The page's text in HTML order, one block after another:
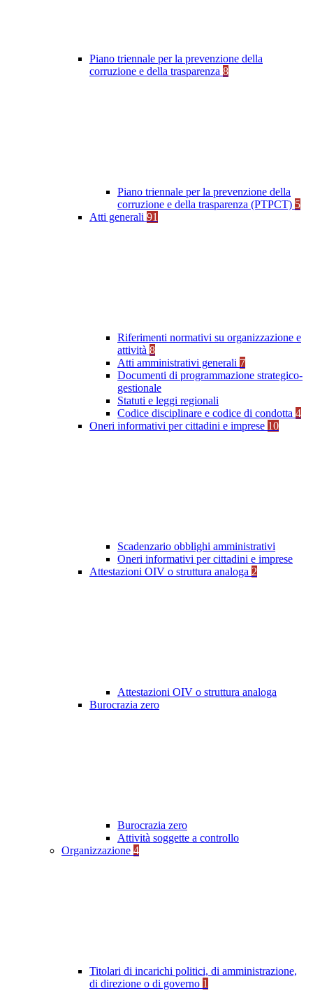
Piano triennale per la prevenzione della
corruzione e della trasparenza 8
Piano triennale per la prevenzione della
corruzione e della trasparenza (PTPCT) 5
Atti generali 91
Riferimenti normativi su organizzazione e
attività 8
Atti amministrativi generali 7
Documenti di programmazione strategico-
gestionale
Statuti e leggi regionali
Codice disciplinare e codice di condotta 4
Oneri informativi per cittadini e imprese 10
Scadenzario obblighi amministrativi
Oneri informativi per cittadini e imprese
Attestazioni OIV o struttura analoga 2
Attestazioni OIV o struttura analoga
Burocrazia zero
Burocrazia zero
Attività soggette a controllo
Organizzazione 4
Titolari di incarichi politici, di amministrazione,
di direzione o di governo 1